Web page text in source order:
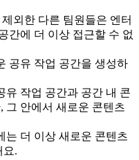
외한 다른 팀원들은 엔터
간에 더 이상 접근할 수 없
공유 작업 공간을 생성하
유 작업 공간과 공간 내 콘
그 안에서 새로운 콘텐츠
는 더 이상 새로운 콘텐츠
요.